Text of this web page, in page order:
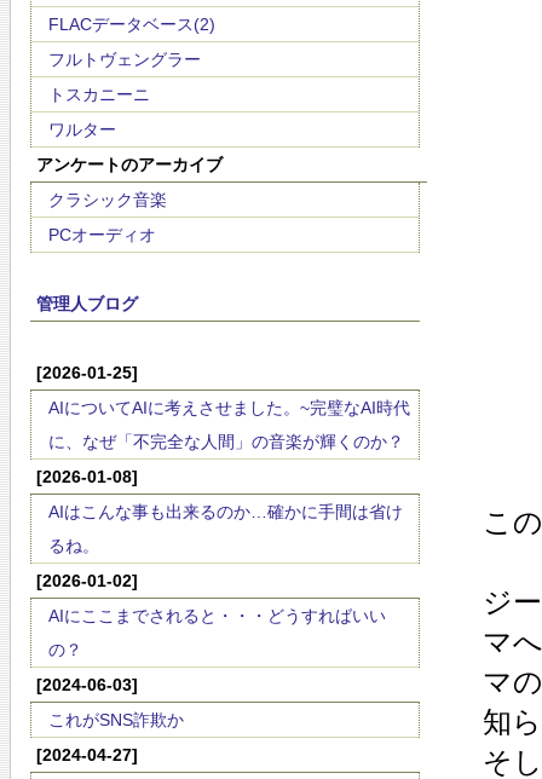
FLACデータベース(2)
フルトヴェングラー
トスカニーニ
ワルター
アンケートのアーカイブ
クラシック音楽
PCオーディオ
管理人ブログ
[2026-01-25]
AIについてAIに考えさせました。~完璧なAI時代
に、なぜ「不完全な人間」の音楽が輝くのか？
[2026-01-08]
AIはこんな事も出来るのか…確かに手間は省け
るね。
[2026-01-02]
AIにここまでされると・・・どうすればいい
の？
[2024-06-03]
これがSNS詐欺か
[2024-04-27]
こ
ジ
マ
マ
知
そ